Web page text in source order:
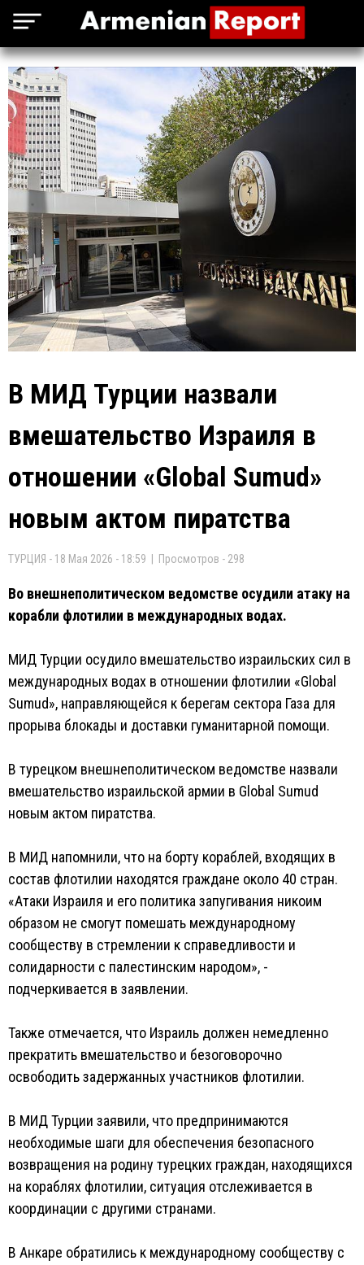
В МИД Турции назвали
вмешательство Израиля в
отношении «Global Sumud»
новым актом пиратства
ТУРЦИЯ - 18 Мая 2026 - 18:59 | Просмотров - 298
Во внешнеполитическом ведомстве осудили атаку на
корабли флотилии в международных водах.
МИД Турции осудило вмешательство израильских сил в
международных водах в отношении флотилии «Global
Sumud», направляющейся к берегам сектора Газа для
прорыва блокады и доставки гуманитарной помощи.
В турецком внешнеполитическом ведомстве назвали
вмешательство израильской армии в Global Sumud
новым актом пиратства.
В МИД напомнили, что на борту кораблей, входящих в
состав флотилии находятся граждане около 40 стран.
«Атаки Израиля и его политика запугивания никоим
образом не смогут помешать международному
сообществу в стремлении к справедливости и
солидарности с палестинским народом», -
подчеркивается в заявлении.
Также отмечается, что Израиль должен немедленно
прекратить вмешательство и безоговорочно
освободить задержанных участников флотилии.
В МИД Турции заявили, что предпринимаются
необходимые шаги для обеспечения безопасного
возвращения на родину турецких граждан, находящихся
на кораблях флотилии, ситуация отслеживается в
координации с другими странами.
В Анкаре обратились к международному сообществу с